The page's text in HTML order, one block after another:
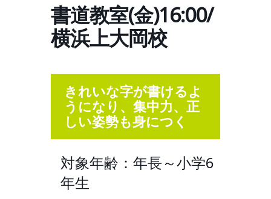
書道教室(金)16:00/
横浜上大岡校
きれいな字が書けるよ
うになり、集中力、正
しい姿勢も身につく
対象年齢：年長～小学6
年生